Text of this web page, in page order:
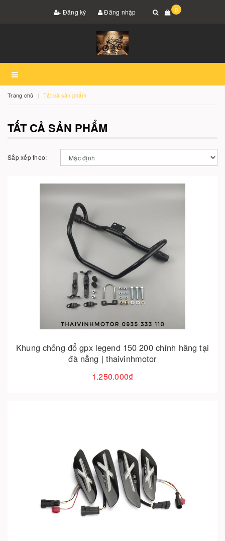
Đăng ký Đăng nhập 0
Trang chủ Tất cả sản phẩm
TẤT CẢ SẢN PHẨM
Sắp xếp theo:
Khung chống đổ gpx legend 150 200 chính hãng tại
đà nẵng | thaivinhmotor
1.250.000₫
Cho vào giỏ hàng
Hết hàng